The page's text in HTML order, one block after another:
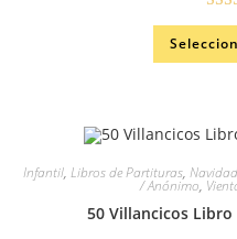
o
Infantil, Libros de Partituras, Navidad
/ Anónimo,
50 Villancicos